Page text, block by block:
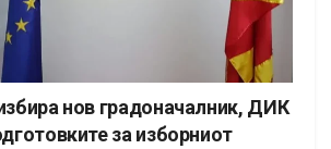
нов градоначалник, ДИК
за изборниот